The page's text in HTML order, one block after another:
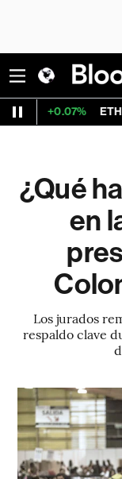
ETH/USD
¿Qué
en
Los jurados
respaldo clave